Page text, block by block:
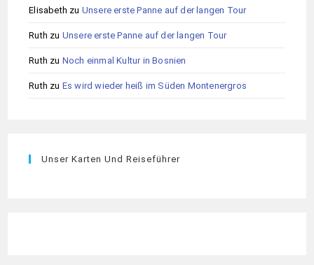
Elisabeth zu Unsere erste Panne auf der langen Tour
Ruth zu Unsere erste Panne auf der langen Tour
Ruth zu Noch einmal Kultur in Bosnien
Ruth zu Es wird wieder heiß im Süden Montenergros
Unser Karten Und Reiseführer